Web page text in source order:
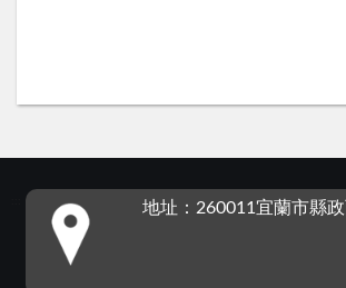
地址：260011宜蘭市縣